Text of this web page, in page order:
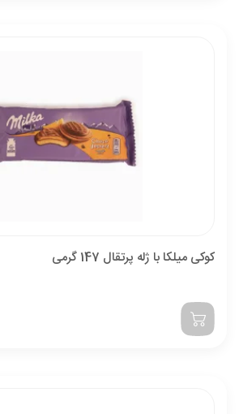
کوکی میلکا با ژله پرتقال 147 گرمی